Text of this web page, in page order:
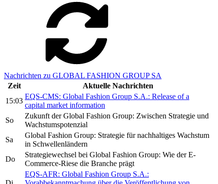
Nachrichten zu GLOBAL FASHION GROUP SA
Zeit
Aktuelle Nachrichten
15:03
EQS-CMS: Global Fashion Group S.A.: Release of a
capital market information
So
Zukunft der Global Fashion Group: Zwischen Strategie und
Wachstumspotenzial
Sa
Global Fashion Group: Strategie für nachhaltiges Wachstum
in Schwellenländern
Do
Strategiewechsel bei Global Fashion Group: Wie der E-
Commerce-Riese die Branche prägt
EQS-AFR: Global Fashion Group S.A.: